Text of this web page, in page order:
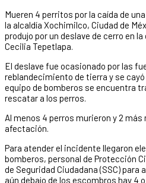
Mueren 4 perritos por la caída de
la alcaldía Xochimilco, Ciudad de
produjo por un deslave de cerro en
Cecilia Tepetlapa.
El deslave fue ocasionado por las
reblandecimiento de tierra y se cayó
equipo de bomberos se encuentra
rescatar a los perros.
Al menos 4 perros murieron y 2
afectación.
Para atender el incidente llegaron
bomberos, personal de Protección
de Seguridad Ciudadana (SSC) para
aún debajo de los escombros hay 4